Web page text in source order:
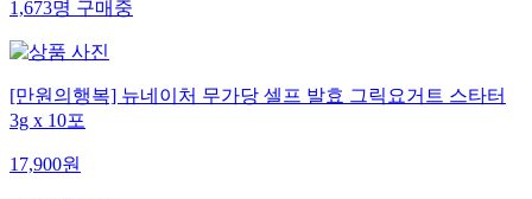
1,673명구매중
[만원의행복] 뉴네이처 무가당 셀프 발효 그릭요거트 스타터
3g x 10포
17,900원